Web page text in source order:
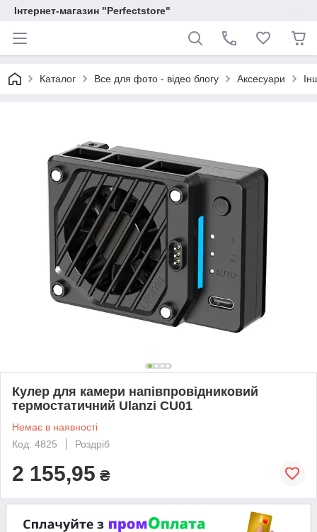
Інтернет-магазин "Perfectstore"
Каталог Все для фото - відео блогу Аксесуари
Кулер для камери напівпровідниковий
термостатичний Ulanzi CU01
Немає в наявності
Код: 4825
Роздріб
2 155,95 ₴